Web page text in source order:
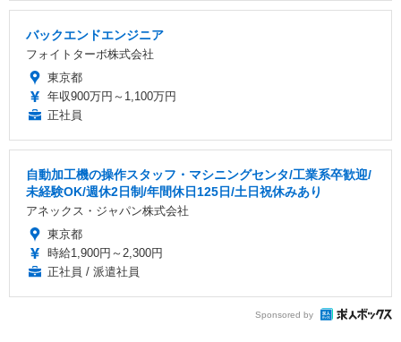
バックエンドエンジニア
フォイトターボ株式会社
東京都
年収900万円～1,100万円
正社員
自動加工機の操作スタッフ・マシニングセンタ/工業系卒歓迎/
未経験OK/週休2日制/年間休日125日/土日祝休みあり
アネックス・ジャパン株式会社
東京都
時給1,900円～2,300円
正社員 / 派遣社員
Sponsored by